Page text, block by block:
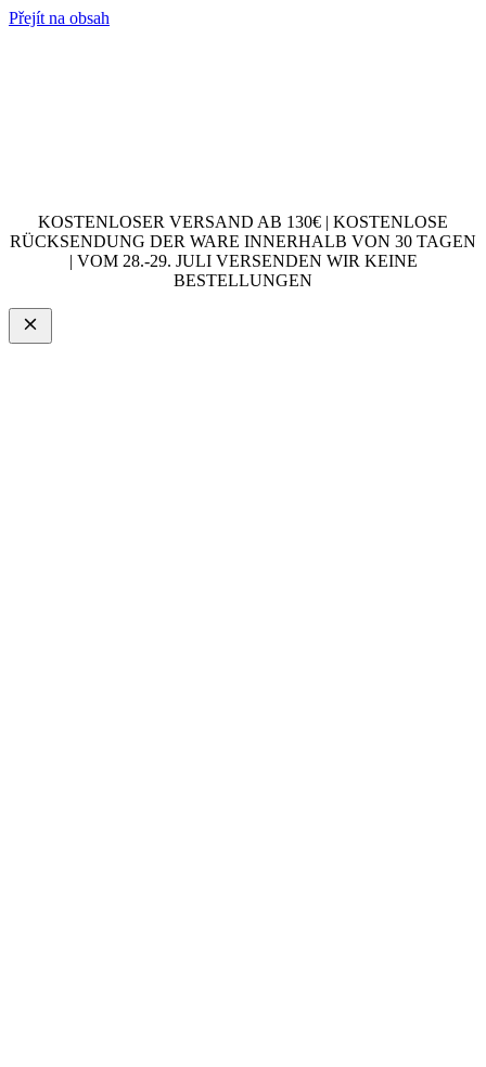
Přejít na obsah
KOSTENLOSER VERSAND AB 130€ | KOSTENLOSE
RÜCKSENDUNG DER WARE INNERHALB VON 30 TAGEN
| VOM 28.-29. JULI VERSENDEN WIR KEINE
BESTELLUNGEN